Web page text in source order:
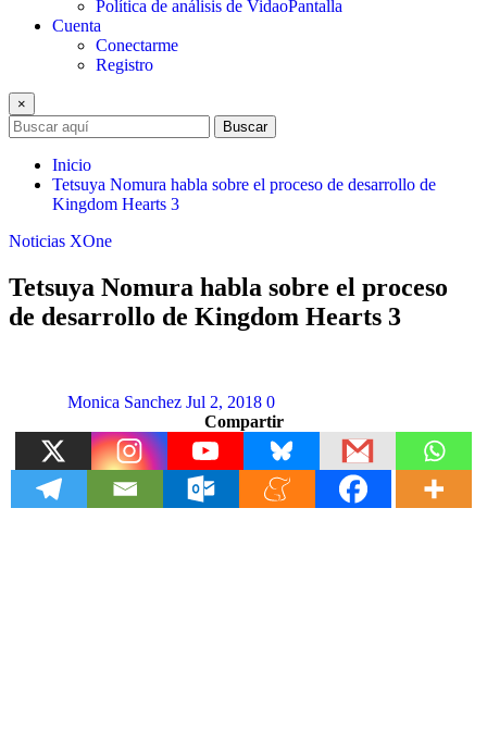
Política de análisis de VidaoPantalla
Cuenta
Conectarme
Registro
×
Buscar
Inicio
Tetsuya Nomura habla sobre el proceso de desarrollo de
Kingdom Hearts 3
Noticias XOne
Tetsuya Nomura habla sobre el proceso
de desarrollo de Kingdom Hearts 3
Monica Sanchez Jul 2, 2018 0
Compartir